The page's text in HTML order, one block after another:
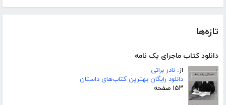
تازه‌ها
دانلود کتاب ماجرای یک نامه
از: نادر براتی
دانلود رایگان بهترین کتاب‌های داستان
۱۵۳ صفحه